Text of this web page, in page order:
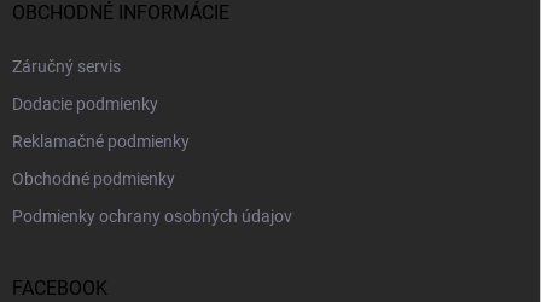
OBCHODNÉ INFORMÁCIE
Záručný servis
Dodacie podmienky
Reklamačné podmienky
Obchodné podmienky
Podmienky ochrany osobných údajov
FACEBOOK